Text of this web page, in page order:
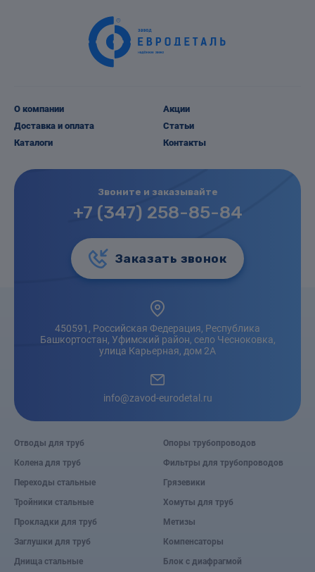
О компании
Доставка и оплата
Каталоги
Акции
Статьи
Контакты
Звоните и заказывайте
+7 (347) 258-85-84
Заказать звонок
450591, Российская Федерация, Республика
Башкортостан, Уфимский район, село Чесноковка,
улица Карьерная, дом 2А
info@zavod-eurodetal.ru
Отводы для труб
Колена для труб
Переходы стальные
Тройники стальные
Прокладки для труб
Заглушки для труб
Днища стальные
Опоры трубопроводов
Фильтры для трубопроводов
Грязевики
Хомуты для труб
Метизы
Компенсаторы
Блок с диафрагмой